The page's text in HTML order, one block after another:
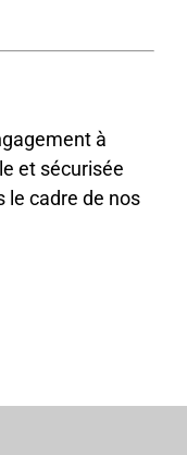
à
et sécurisée
le cadre de nos